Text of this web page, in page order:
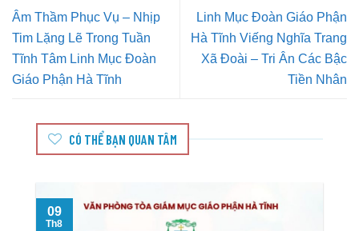
Âm Thầm Phục Vụ – Nhịp
Tim Lặng Lẽ Trong Tuần
Tĩnh Tâm Linh Mục Đoàn
Giáo Phận Hà Tĩnh
Linh Mục Đoàn Giáo Phận
Hà Tĩnh Viếng Nghĩa Trang
Xã Đoài – Tri Ân Các Bậc
Tiền Nhân
CÓ THỂ BẠN QUAN TÂM
09
Th8